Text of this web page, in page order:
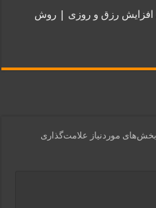
برای افزایش رزق و روزی | روش
بخش‌های موردنیاز علامت‌گذاری